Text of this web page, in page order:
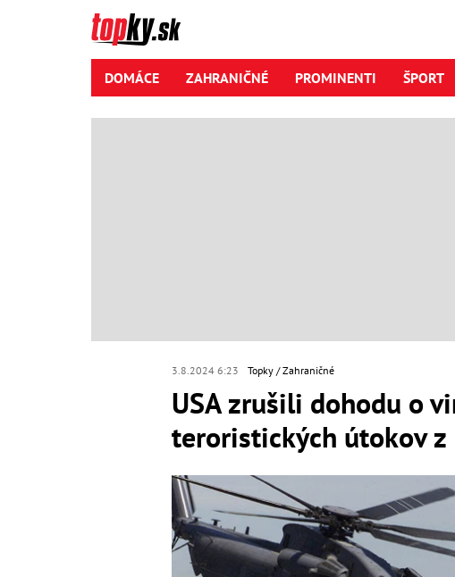
DOMÁCE ZAHRANIČNÉ PROMINENTI ŠPORT
3.8.2024 6:23 Topky Zahraničné
USA zrušili dohodu o
teroristických útokov